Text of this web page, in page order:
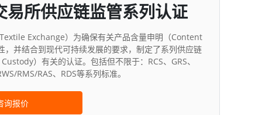
易所供应链监管系列认证
Exchange）为确保有关产品含量申明（Content
，并结合到现代可持续发展的要求，制定了系列供应链
）有关的认证。包括但不限于：RCS、GRS、
RMS/RAS、RDS等系列标准。
询报价